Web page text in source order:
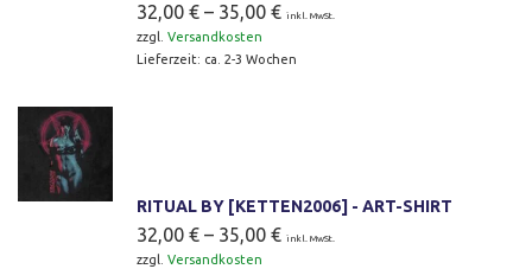
32,00 € – 35,00 € inkl. MwSt.
zzgl. Versandkosten
Lieferzeit: ca. 2-3 Wochen
RITUAL BY [KETTEN2006] - ART-SHIRT
32,00 € – 35,00 € inkl. MwSt.
zzgl. Versandkosten